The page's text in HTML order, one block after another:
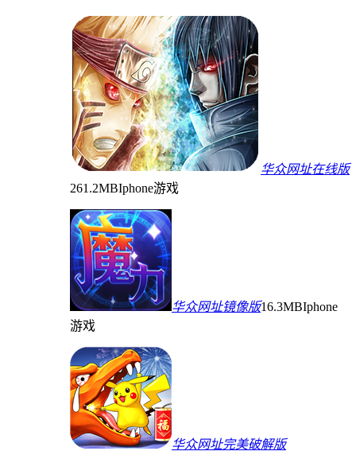
华众网址在线版
261.2MBIphone游戏
华众网址镜像版16.3MBIphone
游戏
华众网址完美破解版